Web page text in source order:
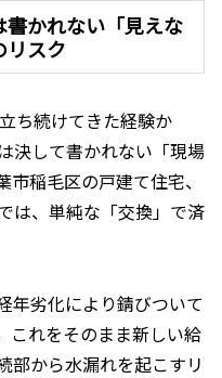
書かれない「見えな
リスク
ち続けてきた経験か
決して書かれない「現場
稲毛区の戸建て住宅、
は、単純な「交換」で済
年劣化により錆びついて
これをそのまま新しい給
部から水漏れを起こすリ